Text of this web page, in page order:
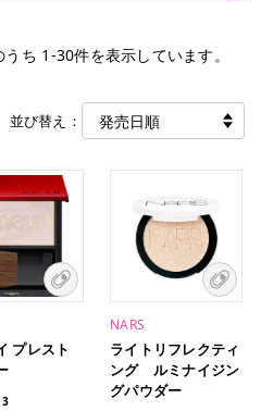
うち 1 -30件を表示しています。
並び替え：
プレスト
3
NARS
ライトリフレクティ
ング ルミナイジン
グパウダー